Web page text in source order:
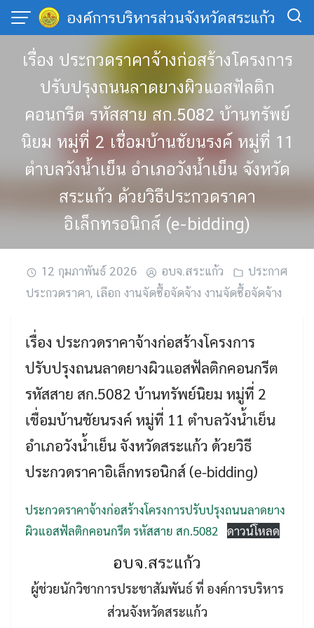
Skip
content
องค์การบริหารส่วนจังหวัดสระแก้ว
Search
for:
Search
เรื่อง ประกวดราคาจ้างก่อสร้างโครงการ
ปรับปรุงถนนลาดยางผิวแอสฟัลติก
คอนกรีต รหัสสาย สก.5082 บ้านทรัพย์
นิยม หมู่ที่ 2 เชื่อมบ้านชัยนรงค์ หมู่ที่ 11
ตำบลวังน้ำเย็น อำเภอวังน้ำเย็น จังหวัด
สระแก้ว ด้วยวิธีประกวดราคา
อิเล็กทรอนิกส์ (e-bidding)
12 กุมภาพันธ์ 2026 อบจ.สระแก้ว
ประกาศ
ประกวดราคา, เลือก งานจัดซื้อจัดจ้าง งานจัดซื้อจัดจ้าง
เรื่อง ประกวดราคาจ้างก่อสร้างโครงการ
ปรับปรุงถนนลาดยางผิวแอสฟัลติกคอนกรีต
รหัสสาย สก.5082 บ้านทรัพย์นิยม หมู่ที่ 2
เชื่อมบ้านชัยนรงค์ หมู่ที่ 11 ตำบลวังน้ำเย็น
อำเภอวังน้ำเย็น จังหวัดสระแก้ว ด้วยวิธี
ประกวดราคาอิเล็กทรอนิกส์ (e-bidding)
ประกวดราคาจ้างก่อสร้างโครงการปรับปรุงถนนลาดยาง
ผิวแอสฟัลติกคอนกรีต รหัสสาย สก.5082
ดาวน์โหลด
อบจ.สระแก้ว
ผู้ช่วยนักวิชาการประชาสัมพันธ์ ที่ องค์การบริหาร
ส่วนจังหวัดสระแก้ว